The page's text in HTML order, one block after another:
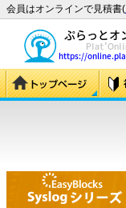
会員はオンラインで見積書(